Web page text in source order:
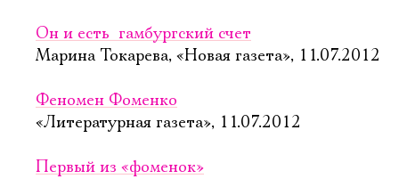
Он и есть  гамбургский счет
Марина Токарева, «Новая газета», 11.07.2012
Феномен Фоменко
«Литературная газета», 11.07.2012
Первый из «фоменок»